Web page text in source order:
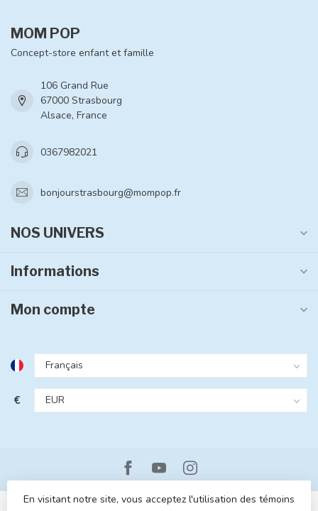
MOM POP
Concept-store enfant et famille
106 Grand Rue
67000 Strasbourg
Alsace, France
0367982021
bonjourstrasbourg@mompop.fr
NOS UNIVERS
Informations
Mon compte
€
En visitant notre site, vous acceptez l'utilisation des témoins